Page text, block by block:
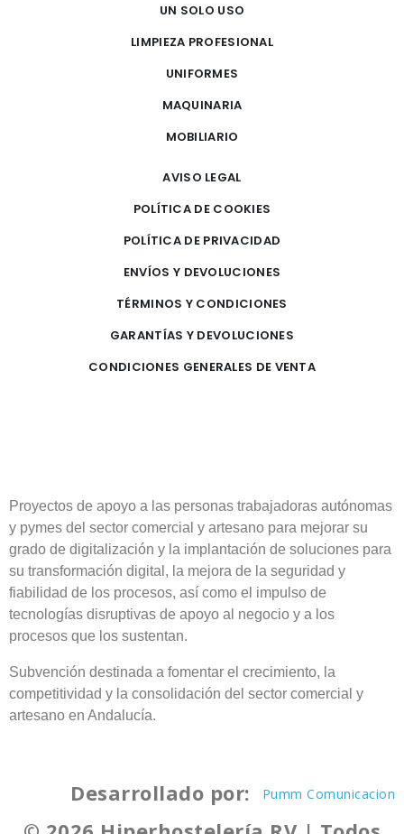
UN SOLO USO
LIMPIEZA PROFESIONAL
UNIFORMES
MAQUINARIA
MOBILIARIO
AVISO LEGAL
POLÍTICA DE COOKIES
POLÍTICA DE PRIVACIDAD
ENVÍOS Y DEVOLUCIONES
TÉRMINOS Y CONDICIONES
GARANTÍAS Y DEVOLUCIONES
CONDICIONES GENERALES DE VENTA
Proyectos de apoyo a las personas trabajadoras autónomas
y pymes del sector comercial y artesano para mejorar su
grado de digitalización y la implantación de soluciones para
su transformación digital, la mejora de la seguridad y
fiabilidad de los procesos, así como el impulso de
tecnologías disruptivas de apoyo al negocio y a los
procesos que los sustentan.
Subvención destinada a fomentar el crecimiento, la
competitividad y la consolidación del sector comercial y
artesano en Andalucía.
Desarrollado por: Pumm Comunicacion